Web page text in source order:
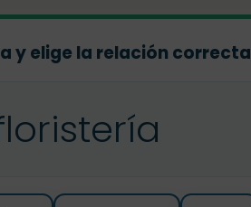
y elige la relación correcta